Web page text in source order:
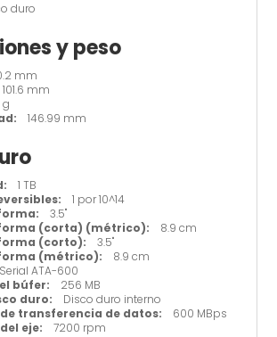
duro
y peso
mm
101.6 mm
146.99 mm
1 TB
1 por 10^14
3.5"
(corta) (métrico): 8.9 cm
(corto): 3.5"
(métrico): 8.9 cm
ATA-600
búfer: 256 MB
duro: Disco duro interno
transferencia de datos: 600 MBps
eje: 7200 rpm